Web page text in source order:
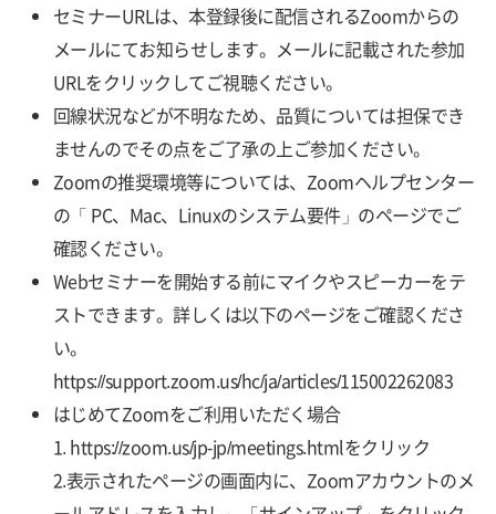
セミナーURLは、本登録後に配信されるZoomからの
メールにてお知らせします。メールに記載された参加
URLをクリックしてご視聴ください。
回線状況などが不明なため、品質については担保でき
ませんのでその点をご了承の上ご参加ください。
Zoomの推奨環境等については、Zoomヘルプセンター
の「 PC、Mac、Linuxのシステム要件」のページでご
確認ください。
Webセミナーを開始する前にマイクやスピーカーをテ
ストできます。詳しくは以下のページをご確認くださ
い。
https://support.zoom.us/hc/ja/articles/115002262083
はじめてZoomをご利用いただく場合
1. https://zoom.us/jp-jp/meetings.htmlをクリック
2.表示されたページの画面内に、Zoomアカウントのメ